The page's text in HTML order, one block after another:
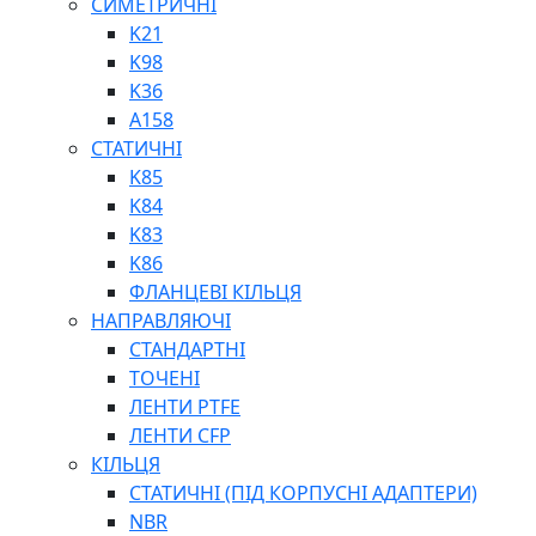
ШАРНІРНІ ПІДШИПНИКИ
ВУХА ГІДРОЦИЛІНДРА
ТРУБИ ХОНІНГОВАНІ
ШТОКИ ХРОМОВАНІ
МАСТИЛЬНЕ ОБЛАДНАННЯ
ПІСТОЛЕТИ
НАСОСИ ТА ПОМПИ
НАГНІТАЧІ
МУФТИ (НАСАДКИ) ДЛЯ ШПРИЦІВ
МАСЛЯНКИ, ЛІЙКИ
ПРЕС-МАСЛЯНКИ
K21
K98
K36
A158
СТАТИЧНІ
K85
K84
K83
K86
ФЛАНЦЕВІ КІЛЬЦЯ
НАПРАВЛЯЮЧІ
СТАНДАРТНІ
ТОЧЕНІ
ЛЕНТИ PTFE
ЛЕНТИ CFP
КІЛЬЦЯ
СТАТИЧНІ (ПІД КОРПУСНІ АДАПТЕРИ)
NBR